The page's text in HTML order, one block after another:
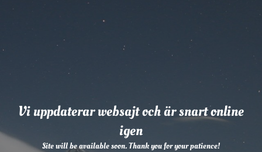
Vi uppdaterar websajt och är snart online
igen
Site will be available soon. Thank you for your patience!